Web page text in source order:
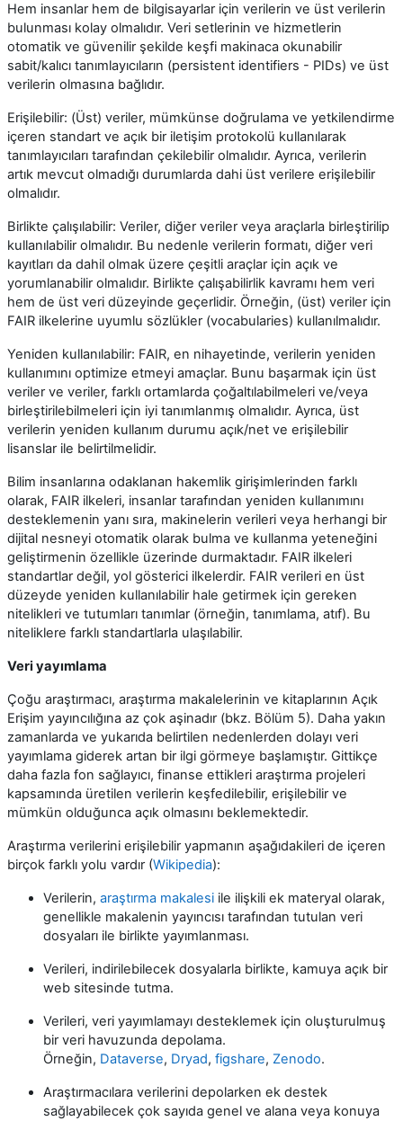
Hem insanlar hem de bilgisayarlar için verilerin ve üst verilerin
bulunması kolay olmalıdır. Veri setlerinin ve hizmetlerin
otomatik ve güvenilir şekilde keşfi makinaca okunabilir
sabit/kalıcı tanımlayıcıların (persistent identifiers - PIDs) ve üst
verilerin olmasına bağlıdır.
Erişilebilir: (Üst) veriler, mümkünse doğrulama ve yetkilendirme
içeren standart ve açık bir iletişim protokolü kullanılarak
tanımlayıcıları tarafından çekilebilir olmalıdır. Ayrıca, verilerin
artık mevcut olmadığı durumlarda dahi üst verilere erişilebilir
olmalıdır.
Birlikte çalışılabilir: Veriler, diğer veriler veya araçlarla birleştirilip
kullanılabilir olmalıdır. Bu nedenle verilerin formatı, diğer veri
kayıtları da dahil olmak üzere çeşitli araçlar için açık ve
yorumlanabilir olmalıdır. Birlikte çalışabilirlik kavramı hem veri
hem de üst veri düzeyinde geçerlidir. Örneğin, (üst) veriler için
FAIR ilkelerine uyumlu sözlükler (vocabularies) kullanılmalıdır.
Yeniden kullanılabilir: FAIR, en nihayetinde, verilerin yeniden
kullanımını optimize etmeyi amaçlar. Bunu başarmak için üst
veriler ve veriler, farklı ortamlarda çoğaltılabilmeleri ve/veya
birleştirilebilmeleri için iyi tanımlanmış olmalıdır. Ayrıca, üst
verilerin yeniden kullanım durumu açık/net ve erişilebilir
lisanslar ile belirtilmelidir.
Bilim insanlarına odaklanan hakemlik girişimlerinden farklı
olarak, FAIR ilkeleri, insanlar tarafından yeniden kullanımını
desteklemenin yanı sıra, makinelerin verileri veya herhangi bir
dijital nesneyi otomatik olarak bulma ve kullanma yeteneğini
geliştirmenin özellikle üzerinde durmaktadır. FAIR ilkeleri
standartlar değil, yol gösterici ilkelerdir. FAIR verileri en üst
düzeyde yeniden kullanılabilir hale getirmek için gereken
nitelikleri ve tutumları tanımlar (örneğin, tanımlama, atıf). Bu
niteliklere farklı standartlarla ulaşılabilir.
Veri yayımlama
Çoğu araştırmacı, araştırma makalelerinin ve kitaplarının Açık
Erişim yayıncılığına az çok aşinadır (bkz. Bölüm 5). Daha yakın
zamanlarda ve yukarıda belirtilen nedenlerden dolayı veri
yayımlama giderek artan bir ilgi görmeye başlamıştır. Gittikçe
daha fazla fon sağlayıcı, finanse ettikleri araştırma projeleri
kapsamında üretilen verilerin keşfedilebilir, erişilebilir ve
mümkün olduğunca açık olmasını beklemektedir.
Araştırma verilerini erişilebilir yapmanın aşağıdakileri de içeren
birçok farklı yolu vardır (Wikipedia):
Verilerin, araştırma makalesi ile ilişkili ek materyal olarak,
genellikle makalenin yayıncısı tarafından tutulan veri
dosyaları ile birlikte yayımlanması.
Verileri, indirilebilecek dosyalarla birlikte, kamuya açık bir
web sitesinde tutma.
Verileri, veri yayımlamayı desteklemek için oluşturulmuş
bir veri havuzunda depolama.
Örneğin, Dataverse, Dryad, figshare, Zenodo.
Araştırmacılara verilerini depolarken ek destek
sağlayabilecek çok sayıda genel ve alana veya konuya